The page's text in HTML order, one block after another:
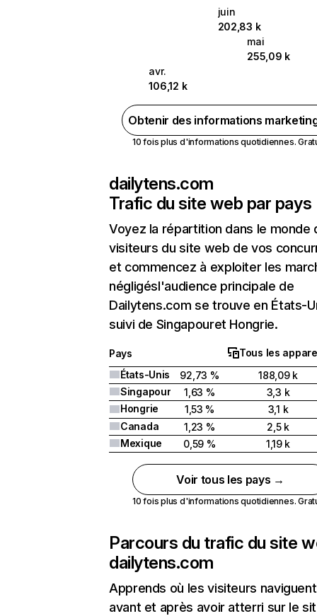
juin
202,83 k
mai
255,09 k
avr.
106,12 k
Obtenir des informations
10 fois plus d'informations quotidiennes.
dailytens.com
Trafic du site web par pays
Voyez la répartition dans le monde
visiteurs du site web de vos
et commencez à exploiter les
négligésl'audience principale de
Dailytens.com se trouve en États-
suivi de Singapouret Hongrie.
Pays
Tous les
États-Unis
92,73 %
188,09 k
Singapour
1,63 %
3,3 k
Hongrie
1,53 %
3,1 k
Canada
1,23 %
2,5 k
Mexique
0,59 % 1,19 k
Voir tous les pays →
10 fois plus d'informations quotidiennes.
Parcours du trafic du site
dailytens.com
Apprends où les visiteurs naviguent
avant et après avoir atterri sur le